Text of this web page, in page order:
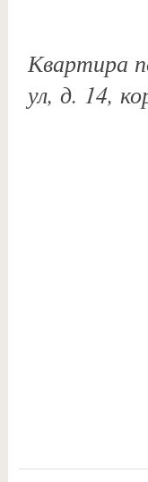
Квартира
ул, д. 14,